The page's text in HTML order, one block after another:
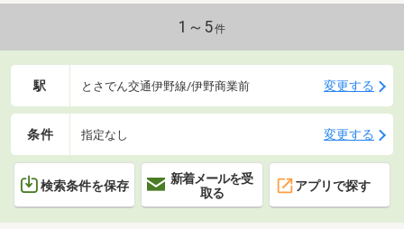
1～5件
駅 とさでん交通伊野線/伊野商業前 変更する
条件 指定なし 変更する
検索条件を保存
新着メールを受
取る
アプリで探す